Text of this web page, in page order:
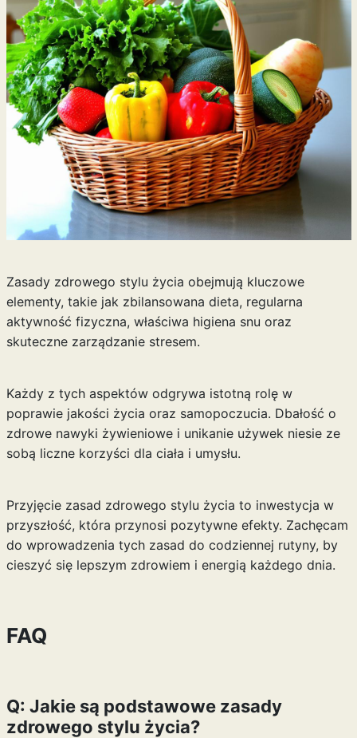
Zasady zdrowego stylu życia obejmują kluczowe
elementy, takie jak zbilansowana dieta, regularna
aktywność fizyczna, właściwa higiena snu oraz
skuteczne zarządzanie stresem.
Każdy z tych aspektów odgrywa istotną rolę w
poprawie jakości życia oraz samopoczucia. Dbałość o
zdrowe nawyki żywieniowe i unikanie używek niesie ze
sobą liczne korzyści dla ciała i umysłu.
Przyjęcie zasad zdrowego stylu życia to inwestycja w
przyszłość, która przynosi pozytywne efekty. Zachęcam
do wprowadzenia tych zasad do codziennej rutyny, by
cieszyć się lepszym zdrowiem i energią każdego dnia.
FAQ
Q: Jakie są podstawowe zasady
zdrowego stylu życia?